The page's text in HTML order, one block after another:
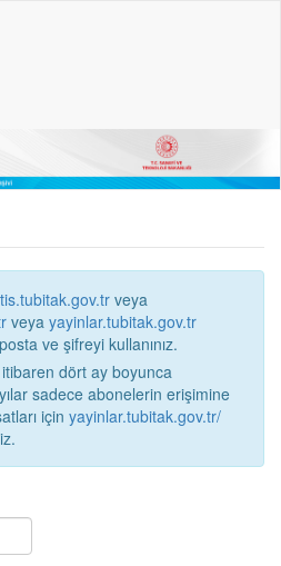
veya
veya yayinlar.tubitak.gov.tr
ve şifreyi kullanınız.
dört ay boyunca
sadece abonelerin erişimine
fırsatları için yayinlar.tubitak.gov.tr/